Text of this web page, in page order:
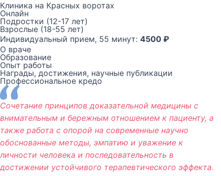
Клиника на Красных воротах
Онлайн
Подростки (12-17 лет)
Взрослые (18-55 лет)
Индивидуальный прием, 55 минут: 4500 ₽
О враче
Образование
Опыт работы
Награды, достижения, научные публикации
Профессиональное кредо
Сочетание принципов доказательной медицины с
внимательным и бережным отношением к пациенту, а
также работа с опорой на современные научно
обоснованные методы, эмпатию и уважение к
личности человека и последовательность в
достижении устойчивого терапевтического эффекта.